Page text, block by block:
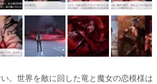
。世界を敵に回した竜と魔女の恋模様は